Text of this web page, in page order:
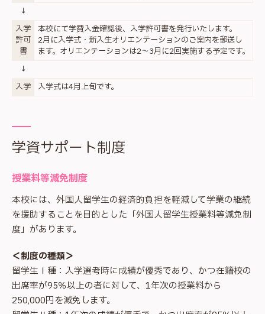
↓
入学
許可
書
本校にて学費入金確認後、入学許可書を発行いたします。
2月に入学式・新入生オリエンテーションのご案内を郵送し
ます。オリエンテーションは2～3月に2回実施する予定です。
↓
入学 入学式は4月上旬です。
学資サポート制度
授業料等減免制度
本校には、外国人留学生の経済的負担を軽減して学業の継続
を援助することを目的とした「外国人留学生授業料等減免制
度」があります。
＜制度の種類＞
留学生Ⅰ種：入学選考時に成績が優秀であり、かつ在籍校の
出席率が95％以上の者に対して、1年次の授業料から
250,000円を減免します。